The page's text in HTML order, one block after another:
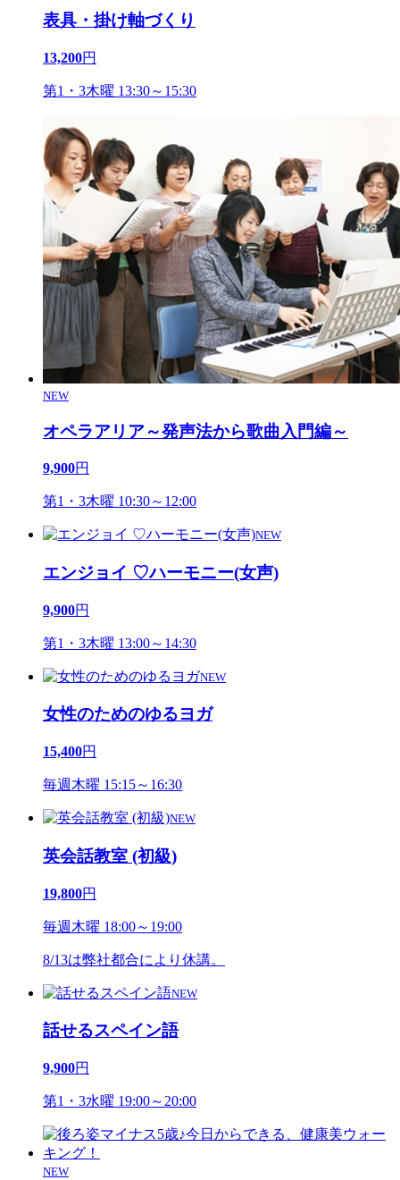
表具・掛け軸づくり
13,200円
第1・3木曜 13:30～15:30
NEW
オペラアリア～発声法から歌曲入門編～
9,900円
第1・3木曜 10:30～12:00
NEW
エンジョイ ♡ハーモニー(女声)
9,900円
第1・3木曜 13:00～14:30
NEW
女性のためのゆるヨガ
15,400円
毎週木曜 15:15～16:30
NEW
英会話教室 (初級)
19,800円
毎週木曜 18:00～19:00
8/13は弊社都合により休講。
NEW
話せるスペイン語
9,900円
第1・3水曜 19:00～20:00
NEW